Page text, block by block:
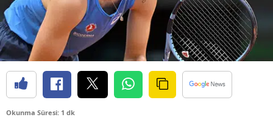
Okunma Süresi: 1 dk